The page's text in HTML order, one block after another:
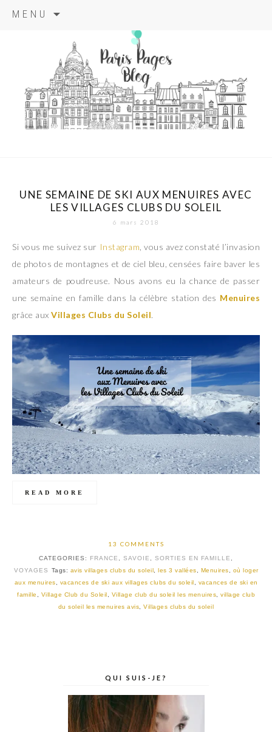
MENU
principal
paris pages
blog
UNE SEMAINE DE SKI AUX MENUIRES AVEC
LES VILLAGES CLUBS DU SOLEIL
6 mars 2018
Si vous me suivez sur Instagram , vous avez constaté l’invasion
de photos de montagnes et de ciel bleu, censées faire baver les
amateurs de poudreuse. Nous avons eu la chance de passer
une semaine en famille dans la célèbre station des Menuires
grâce aux Villages Clubs du Soleil.
READ MORE
13 COMMENTS
CATEGORIES: FRANCE , SAVOIE , SORTIES EN FAMILLE ,
VOYAGES
Tags: avis villages clubs du soleil , les 3 vallées, Menuires, où loger
aux menuires, vacances de ski aux villages clubs du soleil , vacances de ski en
famille , Village Club du Soleil , Village club du soleil les menuires, village club
du soleil les menuires avis,Villages clubs du soleil
QUI SUIS-JE?